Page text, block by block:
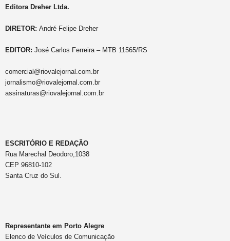
Editora Dreher Ltda.
DIRETOR: André Felipe Dreher
EDITOR: José Carlos Ferreira – MTB 11565/RS
comercial@riovalejornal.com.br
jornalismo@riovalejornal.com.br
assinaturas@riovalejornal.com.br
ESCRITÓRIO E REDAÇÃO
Rua Marechal Deodoro,1038
CEP 96810-102
Santa Cruz do Sul.
Representante em Porto Alegre
Elenco de Veículos de Comunicação